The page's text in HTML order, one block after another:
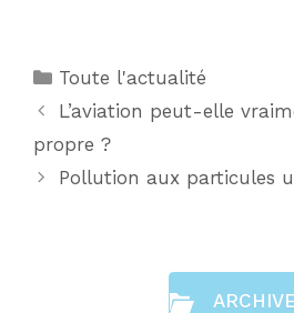
Catégories
Toute l'actualité
L’aviation peut-elle
propre ?
Pollution aux particules